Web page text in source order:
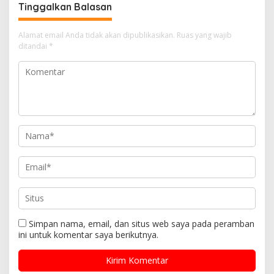
Tinggalkan Balasan
Alamat email Anda tidak akan dipublikasikan. Ruas yang wajib
ditandai *
Simpan nama, email, dan situs web saya pada peramban
ini untuk komentar saya berikutnya.